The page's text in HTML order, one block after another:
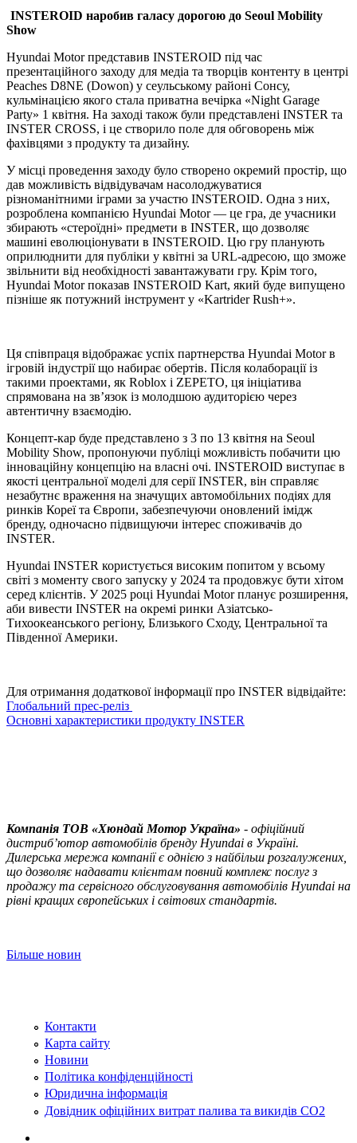
INSTEROID наробив галасу дорогою до Seoul Mobility
Show
Hyundai Motor представив INSTEROID під час
презентаційного заходу для медіа та творців контенту в центрі
Peaches D8NE (Dowon) у сеульському районі Сонсу,
кульмінацією якого стала приватна вечірка «Night Garage
Party» 1 квітня. На заході також були представлені INSTER та
INSTER CROSS, і це створило поле для обговорень між
фахівцями з продукту та дизайну.
У місці проведення заходу було створено окремий простір, що
дав можливість відвідувачам насолоджуватися
різноманітними іграми за участю INSTEROID. Одна з них,
розроблена компанією Hyundai Motor — це гра, де учасники
збирають «стероїдні» предмети в INSTER, що дозволяє
машині еволюціонувати в INSTEROID. Цю гру планують
оприлюднити для публіки у квітні за URL-адресою, що зможе
звільнити від необхідності завантажувати гру. Крім того,
Hyundai Motor показав INSTEROID Kart, який буде випущено
пізніше як потужний інструмент у «Kartrider Rush+».
Ця співпраця відображає успіх партнерства Hyundai Motor в
ігровій індустрії що набирає обертів. Після колаборації із
такими проектами, як Roblox і ZEPETO, ця ініціатива
спрямована на зв’язок із молодшою аудиторією через
автентичну взаємодію.
Концепт-кар буде представлено з 3 по 13 квітня на Seoul
Mobility Show, пропонуючи публіці можливість побачити цю
інноваційну концепцію на власні очі. INSTEROID виступає в
якості центральної моделі для серії INSTER, він справляє
незабутнє враження на значущих автомобільних подіях для
ринків Кореї та Європи, забезпечуючи оновлений імідж
бренду, одночасно підвищуючи інтерес споживачів до
INSTER.
Hyundai INSTER користується високим попитом у всьому
світі з моменту свого запуску у 2024 та продовжує бути хітом
серед клієнтів. У 2025 році Hyundai Motor планує розширення,
аби вивести INSTER на окремі ринки Азіатсько-
Тихоокеанського регіону, Близького Сходу, Центральної та
Південної Америки.
Для отримання додаткової інформації про INSTER відвідайте:
Глобальний прес-реліз
Основні характеристики продукту INSTER
Компанія ТOВ «Хюндай Мотор Україна» - офіційний
дистриб’ютор автомобілів бренду Hyundai в Україні.
Дилерська мережа компанії є однією з найбільш розгалужених,
що дозволяє надавати клієнтам повний комплекс послуг з
продажу та сервісного обслуговування автомобілів Hyundai на
рівні кращих європейських і світових стандартів.
Більше новин
Контакти
Карта сайту
Новини
Політика конфіденційності
Юридична інформація
Довідник офіційних витрат палива та викидів СО2